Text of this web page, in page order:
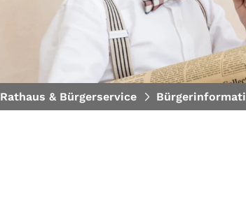
Rathaus & Bürgerservice